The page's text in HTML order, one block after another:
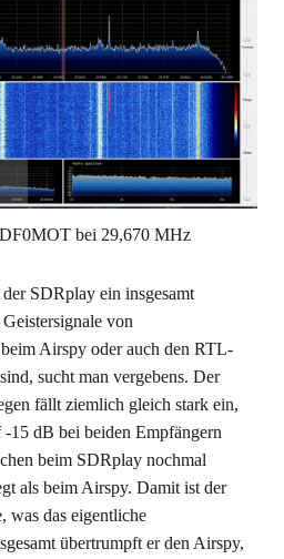
bei 29,670 MHz
SDRplay ein insgesamt
von
Airspy oder auch den RTL-
sucht man vergebens. Der
fällt ziemlich gleich stark ein,
15 dB bei beiden Empfängern
beim SDRplay nochmal
als beim Airspy. Damit ist der
was das eigentliche
übertrumpft er den Airspy,